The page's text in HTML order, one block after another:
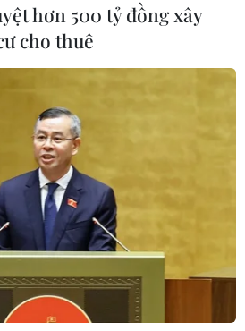
hơn 500 tỷ đồng xây
cho thuê